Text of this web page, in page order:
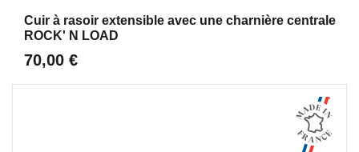
Cuir à rasoir extensible avec une charnière centrale
ROCK' N LOAD
70,00 €